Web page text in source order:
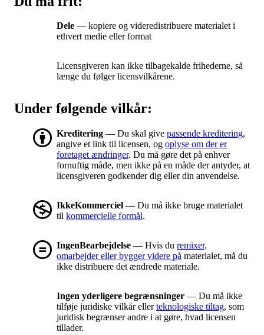
Dele — kopiere og videredistribuere materialet i
ethvert medie eller format
Licensgiveren kan ikke tilbagekalde frihederne, så
længe du følger licensvilkårene.
Under følgende vilkår:
Kreditering — Du skal give passende kreditering,
angive et link til licensen, og oplyse om der er
foretaget ændringer. Du må gøre det på enhver
fornuftig måde, men ikke på en måde der antyder, at
licensgiveren godkender dig eller din anvendelse.
IkkeKommerciel — Du må ikke bruge materialet
til kommercielle formål.
IngenBearbejdelse — Hvis du remixer,
omarbejder eller bygger videre på materialet, må du
ikke distribuere det ændrede materiale.
Ingen yderligere begrænsninger — Du må ikke
tilføje juridiske vilkår ellerteknologiske tiltag, som
juridisk begrænser andre i at gøre, hvad licensen
tillader.